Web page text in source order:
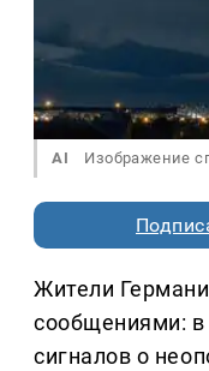
AI Изображение
Жители
сообщениями: в
сигналов о